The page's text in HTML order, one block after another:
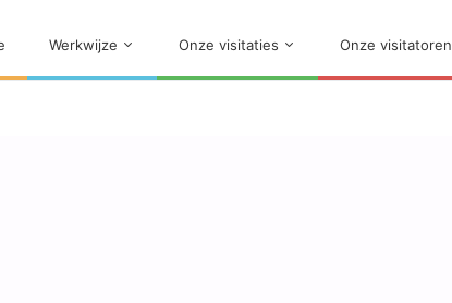
Werkwijze Onze visitaties Onze visitatoren